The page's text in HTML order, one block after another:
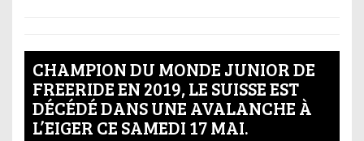
CHAMPION DU MONDE JUNIOR DE
FREERIDE EN 2019, LE SUISSE EST
DÉCÉDÉ DANS UNE AVALANCHE À
L’EIGER CE SAMEDI 17 MAI.